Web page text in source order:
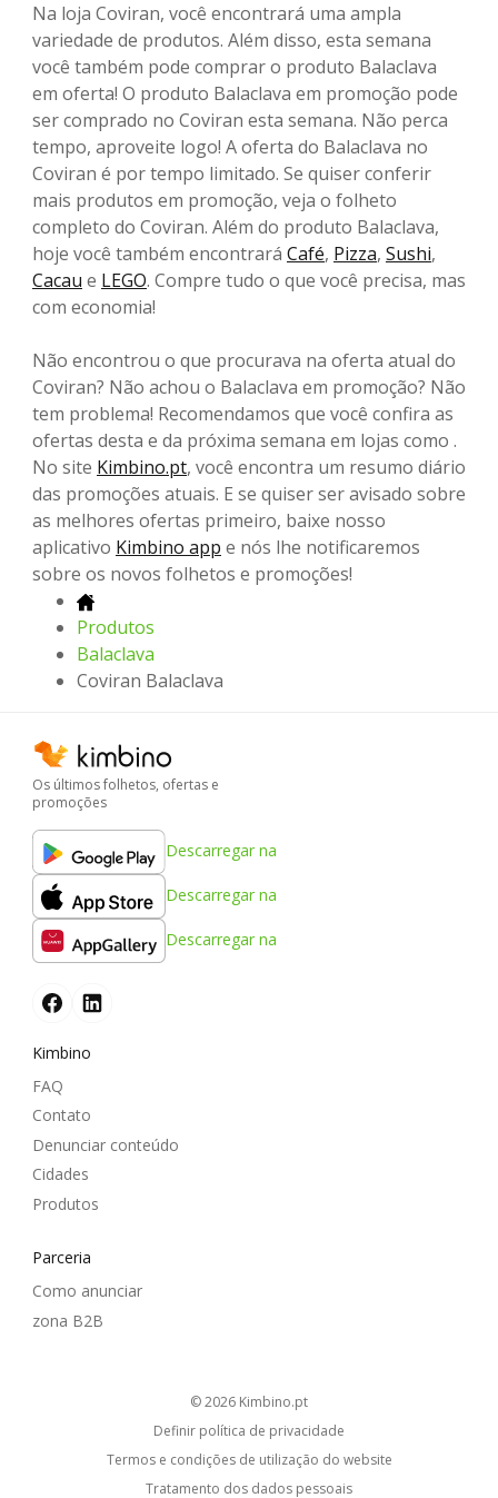
Na loja Coviran, você encontrará uma ampla
variedade de produtos. Além disso, esta semana
você também pode comprar o produto Balaclava
em oferta! O produto Balaclava em promoção pode
ser comprado no Coviran esta semana. Não perca
tempo, aproveite logo! A oferta do Balaclava no
Coviran é por tempo limitado. Se quiser conferir
mais produtos em promoção, veja o folheto
completo do Coviran. Além do produto Balaclava,
hoje você também encontrará Café, Pizza, Sushi,
Cacau e LEGO. Compre tudo o que você precisa, mas
com economia!
Não encontrou o que procurava na oferta atual do
Coviran? Não achou o Balaclava em promoção? Não
tem problema! Recomendamos que você confira as
ofertas desta e da próxima semana em lojas como .
No site Kimbino.pt, você encontra um resumo diário
das promoções atuais. E se quiser ser avisado sobre
as melhores ofertas primeiro, baixe nosso
aplicativo Kimbino app e nós lhe notificaremos
sobre os novos folhetos e promoções!
Produtos
Balaclava
Coviran Balaclava
Os últimos folhetos, ofertas e
promoções
Descarregar na
Descarregar na
Descarregar na
Kimbino
FAQ
Contato
Denunciar conteúdo
Cidades
Produtos
Parceria
Como anunciar
zona B2B
© 2026
kimbino.pt
Definir política de privacidade
Termos e condições de utilização do website
Tratamento dos dados pessoais